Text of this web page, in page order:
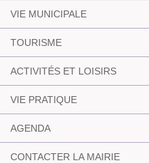
VIE MUNICIPALE
TOURISME
ACTIVITÉS ET LOISIRS
VIE PRATIQUE
AGENDA
CONTACTER LA MAIRIE